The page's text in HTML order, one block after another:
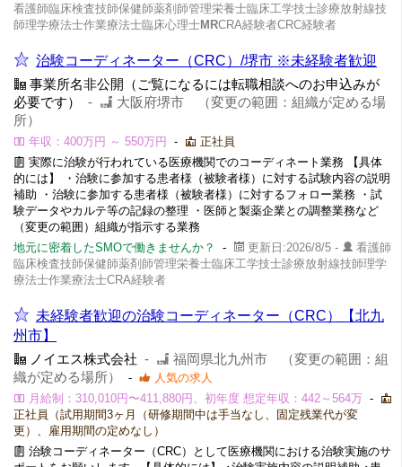
看護師臨床検査技師保健師薬剤師管理栄養士臨床工学技士診療放射線技
師理学療法士作業療法士臨床心理士MRCRA経験者CRC経験者
治験コーディネーター（CRC）/堺市 ※未経験者歓迎
事業所名非公開（ご覧になるには転職相談へのお申込みが
必要です）
-
大阪府堺市 （変更の範囲：組織が定める場
所）
年収：400万円 ～ 550万円 -
正社員
実際に治験が行われている医療機関でのコーディネート業務 【具体
的には】 ・治験に参加する患者様（被験者様）に対する試験内容の説明
補助 ・治験に参加する患者様（被験者様）に対するフォロー業務 ・試
験データやカルテ等の記録の整理 ・医師と製薬企業との調整業務など
（変更の範囲）組織が指示する業務
地元に密着したSMOで働きませんか？
- 更新日:2026/8/5 -
看護師
臨床検査技師保健師薬剤師管理栄養士臨床工学技士診療放射線技師理学
療法士作業療法士CRA経験者
未経験者歓迎の治験コーディネーター（CRC）【北九
州市】
ノイエス株式会社 -
福岡県北九州市 （変更の範囲：組
織が定める場所）
-
人気の求人
月給制：310,010円〜411,880円、初年度 想定年収：442～564万 -
正社員（試用期間3ヶ月（研修期間中は手当なし、固定残業代が変
更）、雇用期間の定めなし）
治験コーディネーター（CRC）として医療機関における治験実施のサ